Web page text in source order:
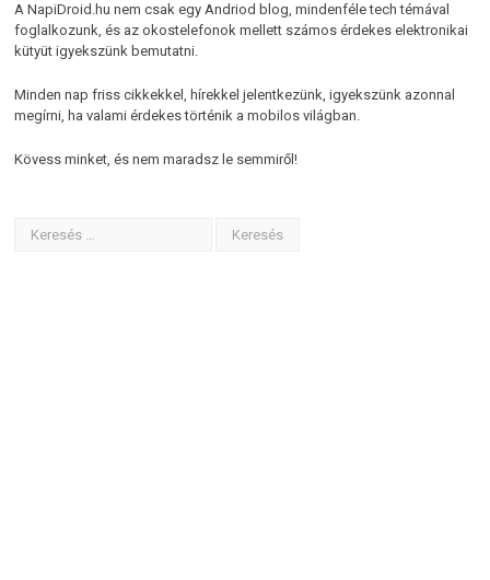
A NapiDroid.hu nem csak egy Andriod blog, mindenféle tech témával
foglalkozunk, és az okostelefonok mellett számos érdekes elektronikai
kütyüt igyekszünk bemutatni.
Minden nap friss cikkekkel, hírekkel jelentkezünk, igyekszünk azonnal
megírni, ha valami érdekes történik a mobilos világban.
Kövess minket, és nem maradsz le semmiről!